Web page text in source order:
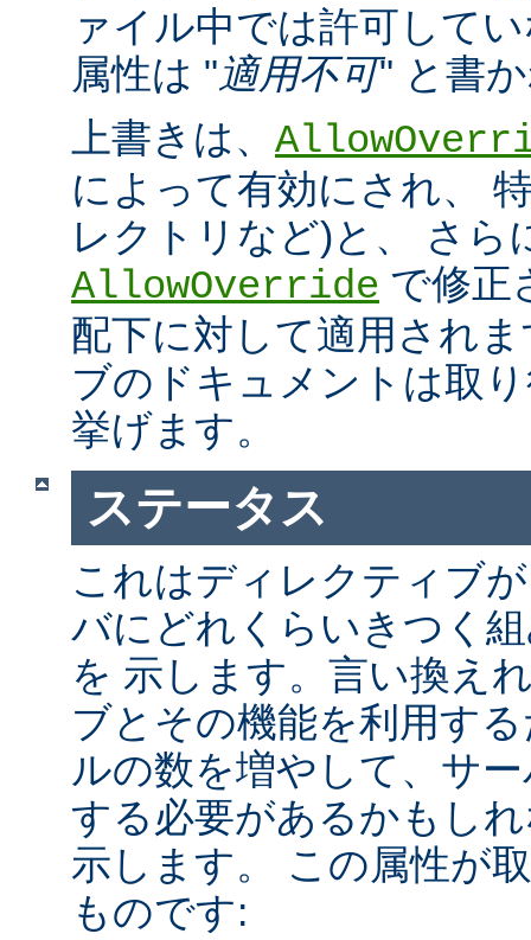
ァイル中では許可して
属性は "適用不可" と書
上書きは、
によって有効にされ、
レクトリなど)と、 さら
AllowOverride で修正
配下に対して適用され
ブのドキュメントは取
挙げます。
ステータス
これはディレクティブ
バにどれくらいきつく
を 示します。言い換え
ブとその機能を利用す
ルの数を増やして、サ
する必要があるかもし
示します。 この属性が
ものです: